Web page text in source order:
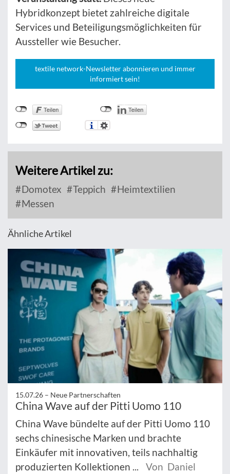
Hybridkonzept bietet zahlreiche digitale
Services und Beteiligungsmöglichkeiten für
Aussteller wie Besucher.
textile network-Newsletter abonnieren und immer
informiert sein!
Weitere Artikel zu:
Domotex Teppich
Heimtextilien
Messen
Ähnliche Artikel
15.07.26 – Neue Partnerschaften
China Wave auf der Pitti Uomo 110
China Wave bündelte auf der Pitti Uomo 110
sechs chinesische Marken und brachte
Einkäufer mit innovativen, teils nachhaltig
produzierten Kollektionen ...
Von Daniel